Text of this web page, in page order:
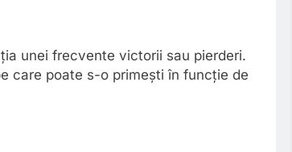
unei frecvente victorii sau pierderi.
care poate s-o primești în funcție de